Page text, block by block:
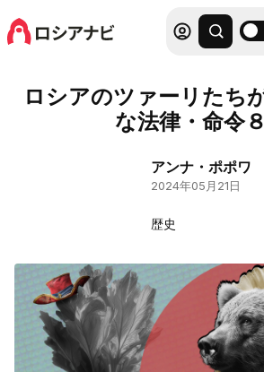
ロシアのツァーリたち
な法律・命令
アンナ・ポポワ
2024年05月21日
歴史